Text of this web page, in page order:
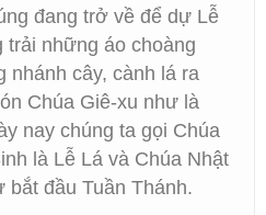
đang trở về để dự Lễ
những áo choàng
nhánh cây, cành lá ra
Chúa Giê-xu như là
nay chúng ta gọi Chúa
là Lễ Lá và Chúa Nhật
bắt đầu Tuần Thánh.